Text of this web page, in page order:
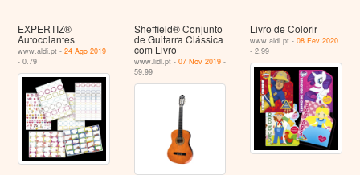
EXPERTIZ®
Autocolantes
www.aldi.pt -24 Ago 2019
- 0.79
Sheffield® Conjunto
de Guitarra Clássica
com Livro
www.lidl.pt - 07 Nov 2019-
59.99
Livro de Colorir
www.aldi.pt -08 Fev 2020
- 2.99